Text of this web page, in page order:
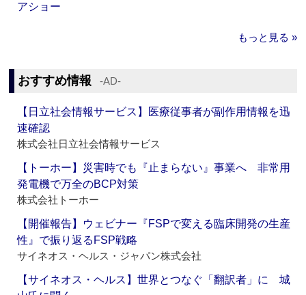
アショー
もっと見る »
おすすめ情報 ‐AD‐
【日立社会情報サービス】医療従事者が副作用情報を迅
速確認
株式会社日立社会情報サービス
【トーホー】災害時でも『止まらない』事業へ 非常用
発電機で万全のBCP対策
株式会社トーホー
【開催報告】ウェビナー『FSPで変える臨床開発の生産
性』で振り返るFSP戦略
サイネオス・ヘルス・ジャパン株式会社
【サイネオス・ヘルス】世界とつなぐ「翻訳者」に 城